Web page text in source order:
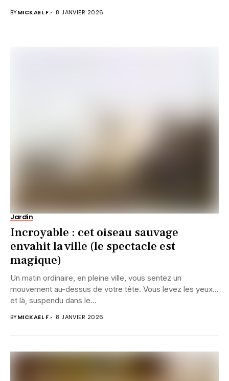
BYMICKAEL F. 8 JANVIER 2026
Jardin
Incroyable : cet oiseau sauvage
envahit la ville (le spectacle est
magique)
Un matin ordinaire, en pleine ville, vous sentez un
mouvement au-dessus de votre tête. Vous levez les yeux…
et là, suspendu dans le...
BYMICKAEL F. 8 JANVIER 2026